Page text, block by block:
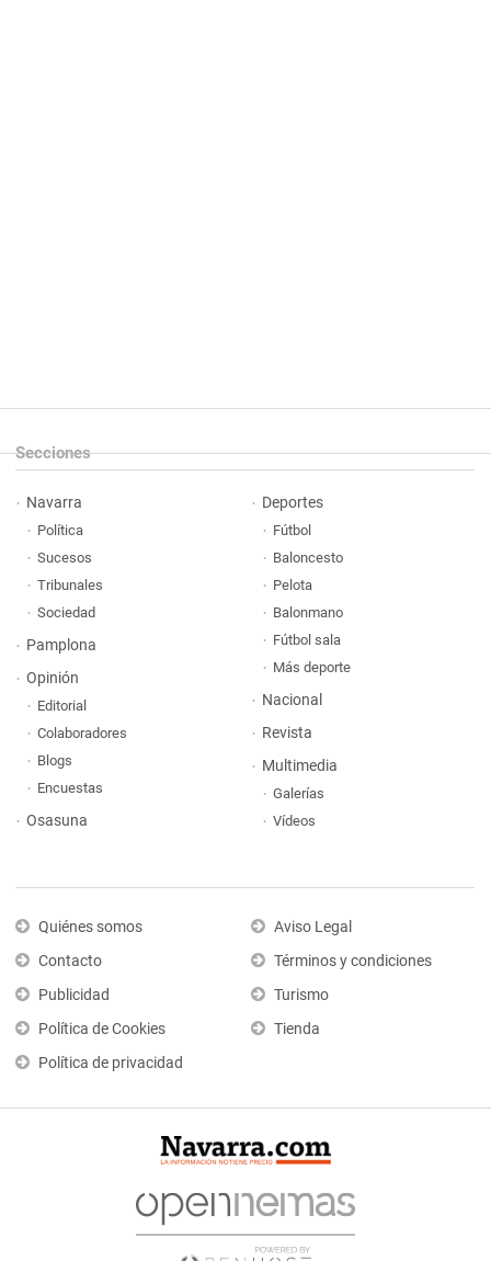
Secciones
Navarra
Política
Sucesos
Tribunales
Sociedad
Pamplona
Opinión
Editorial
Colaboradores
Blogs
Encuestas
Osasuna
Deportes
Fútbol
Baloncesto
Pelota
Balonmano
Fútbol sala
Más deporte
Nacional
Revista
Multimedia
Galerías
Vídeos
Quiénes somos
Contacto
Publicidad
Política de Cookies
Política de privacidad
Aviso Legal
Términos y condiciones
Turismo
Tienda